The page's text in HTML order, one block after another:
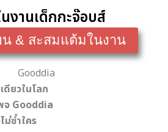
งานเด็กกะจ๊อบส์
น & สะสมแต้มในงาน
ดียวในโลก
จ Gooddia
ม่ซ้ำใคร